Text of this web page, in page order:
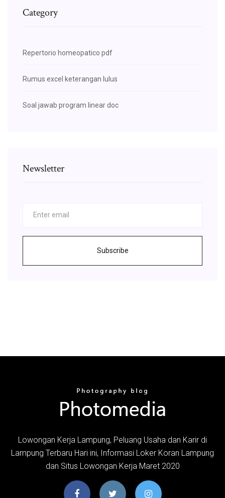
Category
Repertorio homeopatico pdf
Rumus excel keterangan lulus
Soal jawab program linear doc
Newsletter
Subscribe
Lowongan Kerja Lampung, Peluang Usaha dan Karir di
Lampung Terbaru Hari ini, Informasi Loker Koran Lampung
dan Situs Lowongan Kerja Maret 2020